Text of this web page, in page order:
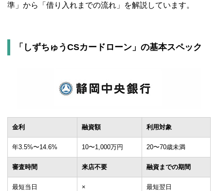
準」から「借り入れまでの流れ」を解説しています。
「しずちゅうCSカードローン」の基本スペック
金利 融資額 利用対象
年3.5%〜14.6% 10〜1,000万円 20〜70歳未満
審査時間 来店不要 融資までの期間
最短当日 × 最短翌日